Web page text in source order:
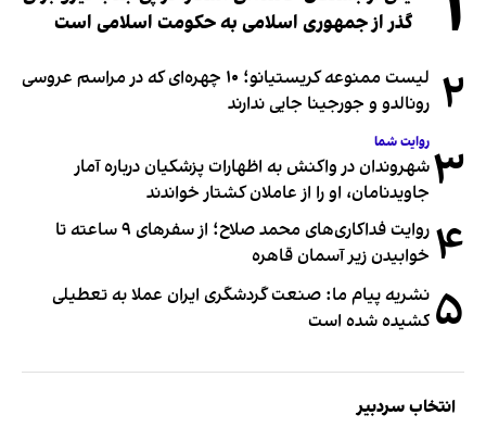
گذر از جمهوری اسلامی به حکومت اسلامی است
۲
لیست ممنوعه کریستیانو؛ ۱۰ چهره‌ای که در مراسم عروسی
رونالدو و جورجینا جایی ندارند
۳ روایت شما
شهروندان در واکنش به اظهارات پزشکیان درباره آمار
جاویدنامان، او را از عاملان کشتار خواندند
۴
روایت فداکاری‌های محمد صلاح؛ از سفرهای ۹ ساعته تا
خوابیدن زیر آسمان قاهره
۵ نشریه پیام ما: صنعت گردشگری ایران عملا به تعطیلی
کشیده شده است
انتخاب سردبیر